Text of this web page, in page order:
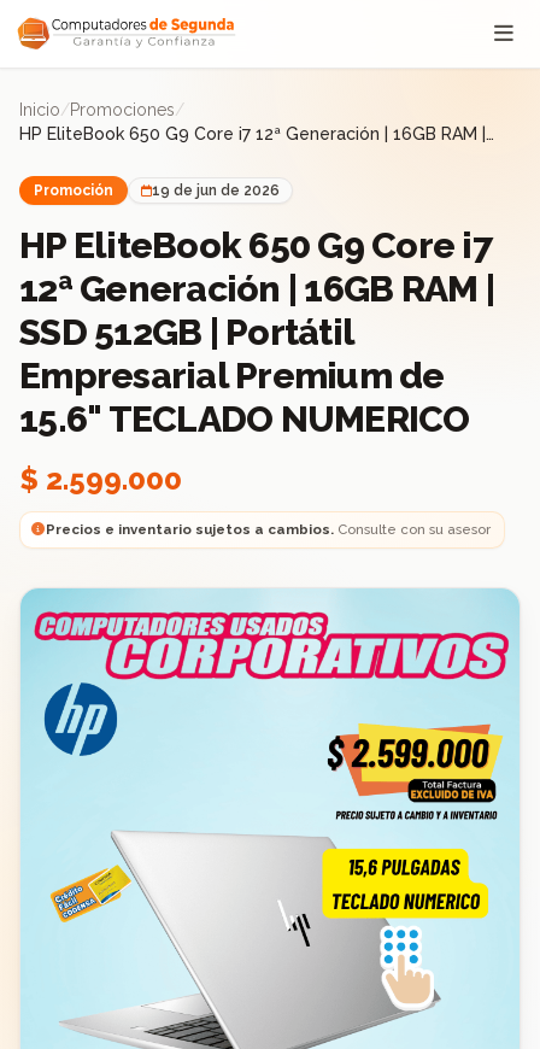
Saltar al contenido
Inicio/Promociones/
HP EliteBook 650 G9 Core i7 12ª Generación | 16GB RAM |
NUMERICO
Promoción 19 de jun de 2026
HP EliteBook 650 G9 Core i7
12ª Generación | 16GB RAM |
SSD 512GB | Portátil
Empresarial Premium de
15.6" TECLADO NUMERICO
$ 2.599.000
Precios e inventario sujetos a cambios.Consulte con su asesor